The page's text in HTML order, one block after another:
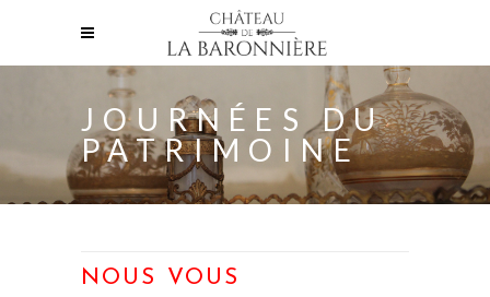
JOURNÉES DU
PATRIMOINE
NOUS VOUS